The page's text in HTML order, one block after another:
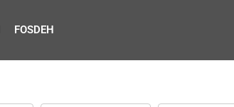
FOSDEH